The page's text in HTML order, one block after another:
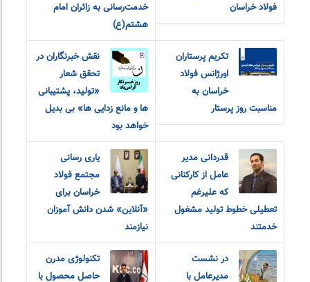
فولاد خراسان
خدمت‌رسانی به زائران امام
هشتم(ع)
تکریم پرستاران
اورژانس فولاد
خراسان به
مناسبت روز پرستار
نقش خبرنگاران در
تحقق شعار
«تولید، پشتیبانی
ها و مانع زدایی ها» بی بدیل
خواهد بود
قدردانی مدیر
عامل از کارکنانی
که علیرغم
تعطیلی خطوط تولید مشغول
خدمتند
یاری رسانی
مجتمع فولاد
خراسان برای
«آنلاین» شدن دانش آموزان
نیازمند
در نشست
مدیرعامل با
تکنولوژی مدرن
حاصل محصول با